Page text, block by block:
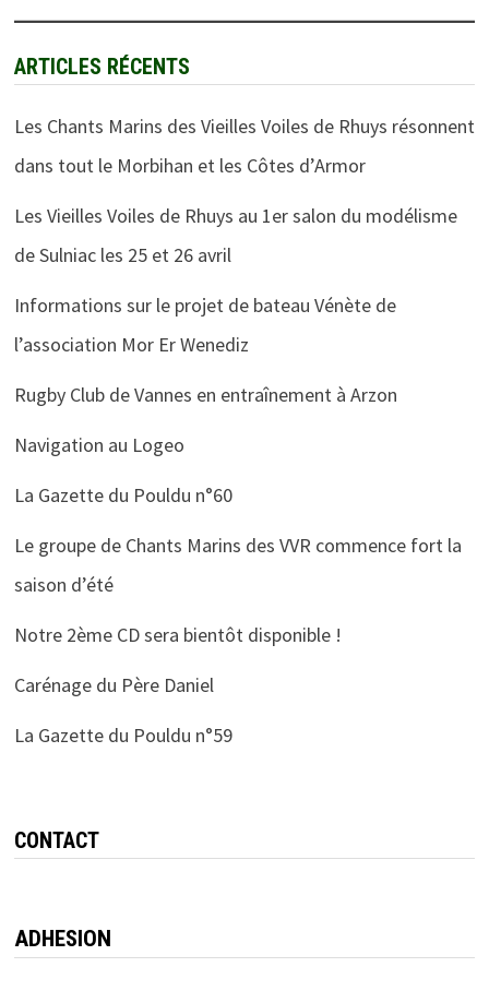
ARTICLES RÉCENTS
Les Chants Marins des Vieilles Voiles de Rhuys résonnent
dans tout le Morbihan et les Côtes d’Armor
Les Vieilles Voiles de Rhuys au 1er salon du modélisme
de Sulniac les 25 et 26 avril
Informations sur le projet de bateau Vénète de
l’association Mor Er Wenediz
Rugby Club de Vannes en entraînement à Arzon
Navigation au Logeo
La Gazette du Pouldu n°60
Le groupe de Chants Marins des VVR commence fort la
saison d’été
Notre 2ème CD sera bientôt disponible !
Carénage du Père Daniel
La Gazette du Pouldu n°59
CONTACT
ADHESION